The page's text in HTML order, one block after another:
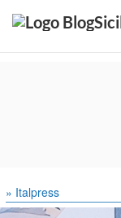
» Italpress